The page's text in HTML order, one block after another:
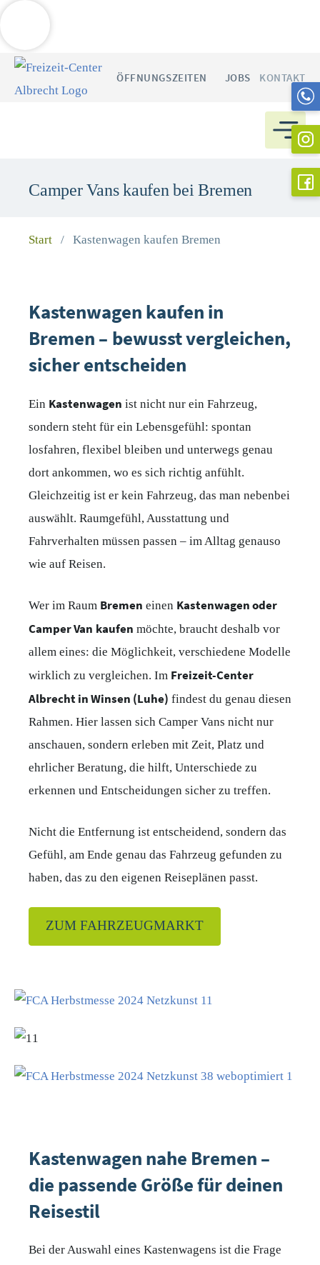
Zum
Inhalt
ÖFFNUNGSZEITEN JOBS KONTAKT
Camper Vans kaufen bei Bremen
Start / Kastenwagen kaufen Bremen
Kastenwagen kaufen in
Bremen – bewusst vergleichen,
sicher entscheiden
Ein Kastenwagen ist nicht nur ein Fahrzeug,
sondern steht für ein Lebensgefühl: spontan
losfahren, flexibel bleiben und unterwegs genau
dort ankommen, wo es sich richtig anfühlt.
Gleichzeitig ist er kein Fahrzeug, das man nebenbei
auswählt. Raumgefühl, Ausstattung und
Fahrverhalten müssen passen – im Alltag genauso
wie auf Reisen.
Wer im Raum Bremen einen Kastenwagen oder
Camper Van kaufen möchte, braucht deshalb vor
allem eines: die Möglichkeit, verschiedene Modelle
wirklich zu vergleichen. Im Freizeit-Center
Albrecht in Winsen (Luhe) findest du genau diesen
Rahmen. Hier lassen sich Camper Vans nicht nur
anschauen, sondern erleben mit Zeit, Platz und
ehrlicher Beratung, die hilft, Unterschiede zu
erkennen und Entscheidungen sicher zu treffen.
Nicht die Entfernung ist entscheidend, sondern das
Gefühl, am Ende genau das Fahrzeug gefunden zu
haben, das zu den eigenen Reiseplänen passt.
ZUM FAHRZEUGMARKT
Kastenwagen nahe Bremen –
die passende Größe für deinen
Reisestil
Bei der Auswahl eines Kastenwagens ist die Frage